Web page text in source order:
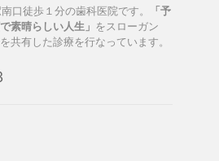
口徒歩１分の歯科医院です。
「予
素晴らしい人生」 をスローガン
共有した診療を行なっています。